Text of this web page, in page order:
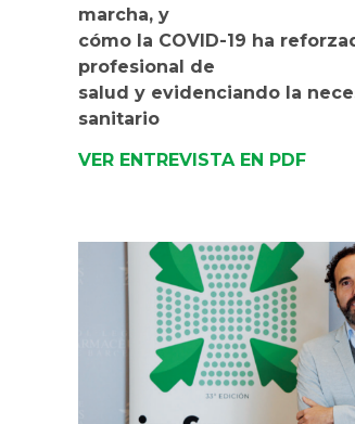
marcha, y
cómo la COVID-19 ha
profesional de
salud y evidenciando la
sanitario
VER ENTREVISTA EN PDF